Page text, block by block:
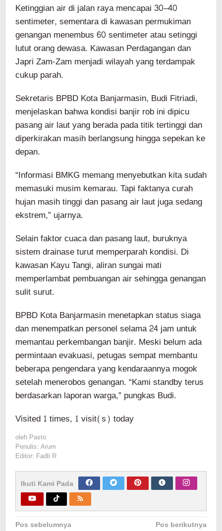
Ketinggian air di jalan raya mencapai 30–40
sentimeter, sementara di kawasan permukiman
genangan menembus 60 sentimeter atau setinggi
lutut orang dewasa. Kawasan Perdagangan dan
Japri Zam-Zam menjadi wilayah yang terdampak
cukup parah.
Sekretaris BPBD Kota Banjarmasin, Budi Fitriadi,
menjelaskan bahwa kondisi banjir rob ini dipicu
pasang air laut yang berada pada titik tertinggi dan
diperkirakan masih berlangsung hingga sepekan ke
depan.
“Informasi BMKG memang menyebutkan kita sudah
memasuki musim kemarau. Tapi faktanya curah
hujan masih tinggi dan pasang air laut juga sedang
ekstrem,” ujarnya.
Selain faktor cuaca dan pasang laut, buruknya
sistem drainase turut memperparah kondisi. Di
kawasan Kayu Tangi, aliran sungai mati
memperlambat pembuangan air sehingga genangan
sulit surut.
BPBD Kota Banjarmasin menetapkan status siaga
dan menempatkan personel selama 24 jam untuk
memantau perkembangan banjir. Meski belum ada
permintaan evakuasi, petugas sempat membantu
beberapa pengendara yang kendaraannya mogok
setelah menerobos genangan. “Kami standby terus
berdasarkan laporan warga,” pungkas Budi.
Visited 1 times, 1 visit(s) today
oleh Pasto
Penulis: Arum
Editor: Fadli R
Ikuti Kami Pada
Navigasi
Pos sebelumnya
Pos berikutnya